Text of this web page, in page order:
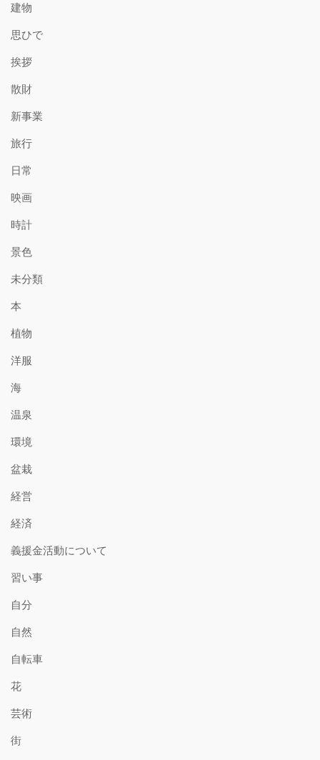
建物
思ひで
挨拶
散財
新事業
旅行
日常
映画
時計
景色
未分類
本
植物
洋服
海
温泉
環境
盆栽
経営
経済
義援金活動について
習い事
自分
自然
自転車
花
芸術
街